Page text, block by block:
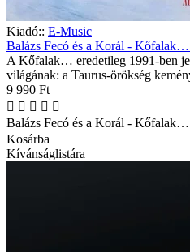
Kiadó:: E-Music
Balázs Fecó és a Korál -
A Kőfalak… eredetileg 1991-ben
világának: a Taurus-örökség
9 990 Ft
Balázs Fecó és a Korál -
Kosárba
Kívánságlistára